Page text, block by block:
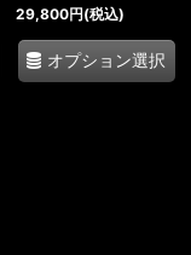
29,800円(税込)
オプション選択